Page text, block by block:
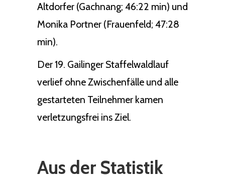
Altdorfer (Gachnang; 46:22 min) und
Monika Portner (Frauenfeld; 47:28
min).
Der 19. Gailinger Staffelwaldlauf
verlief ohne Zwischenfälle und alle
gestarteten Teilnehmer kamen
verletzungsfrei ins Ziel.
Aus der Statistik